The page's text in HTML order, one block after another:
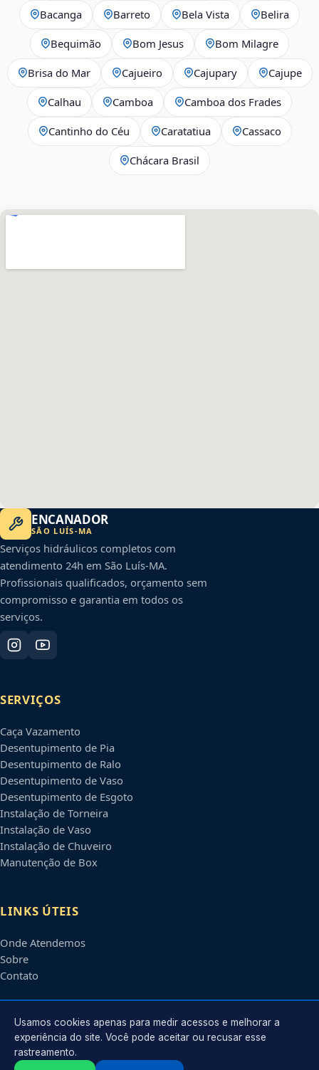
Bacanga Barreto Bela Vista Belira
Bequimão Bom Jesus Bom Milagre
Brisa do Mar Cajueiro Cajupary Cajupe
Calhau Camboa Camboa dos Frades
Cantinho do Céu Caratatiua Cassaco
Chácara Brasil
ENCANADOR
SÃO LUÍS-MA
Serviços hidráulicos completos com
atendimento 24h em São Luís-MA.
Profissionais qualificados, orçamento sem
compromisso e garantia em todos os
serviços.
SERVIÇOS
Caça Vazamento
Desentupimento de Pia
Desentupimento de Ralo
Desentupimento de Vaso
Desentupimento de Esgoto
Instalação de Torneira
Instalação de Vaso
Instalação de Chuveiro
Manutenção de Box
LINKS ÚTEIS
Onde Atendemos
Sobre
Contato
CONTATO
Atendimento em
Usamos cookies apenas para medir acessos e melhorar a
experiência do site. Você pode aceitar ou recusar esse
rastreamento.